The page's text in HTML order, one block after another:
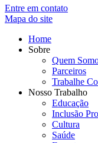
Entre em contato
Mapa do site
Home
Sobre
Quem
Parceiros
Trabalhe
Nosso Trabalho
Educação
Inclusão
Cultura
Saúde